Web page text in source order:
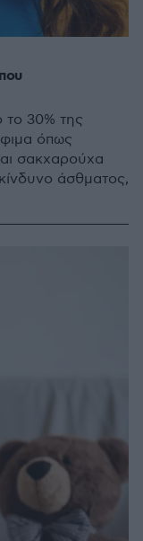
30% της
όπως
σακχαρούχα
άσθματος,